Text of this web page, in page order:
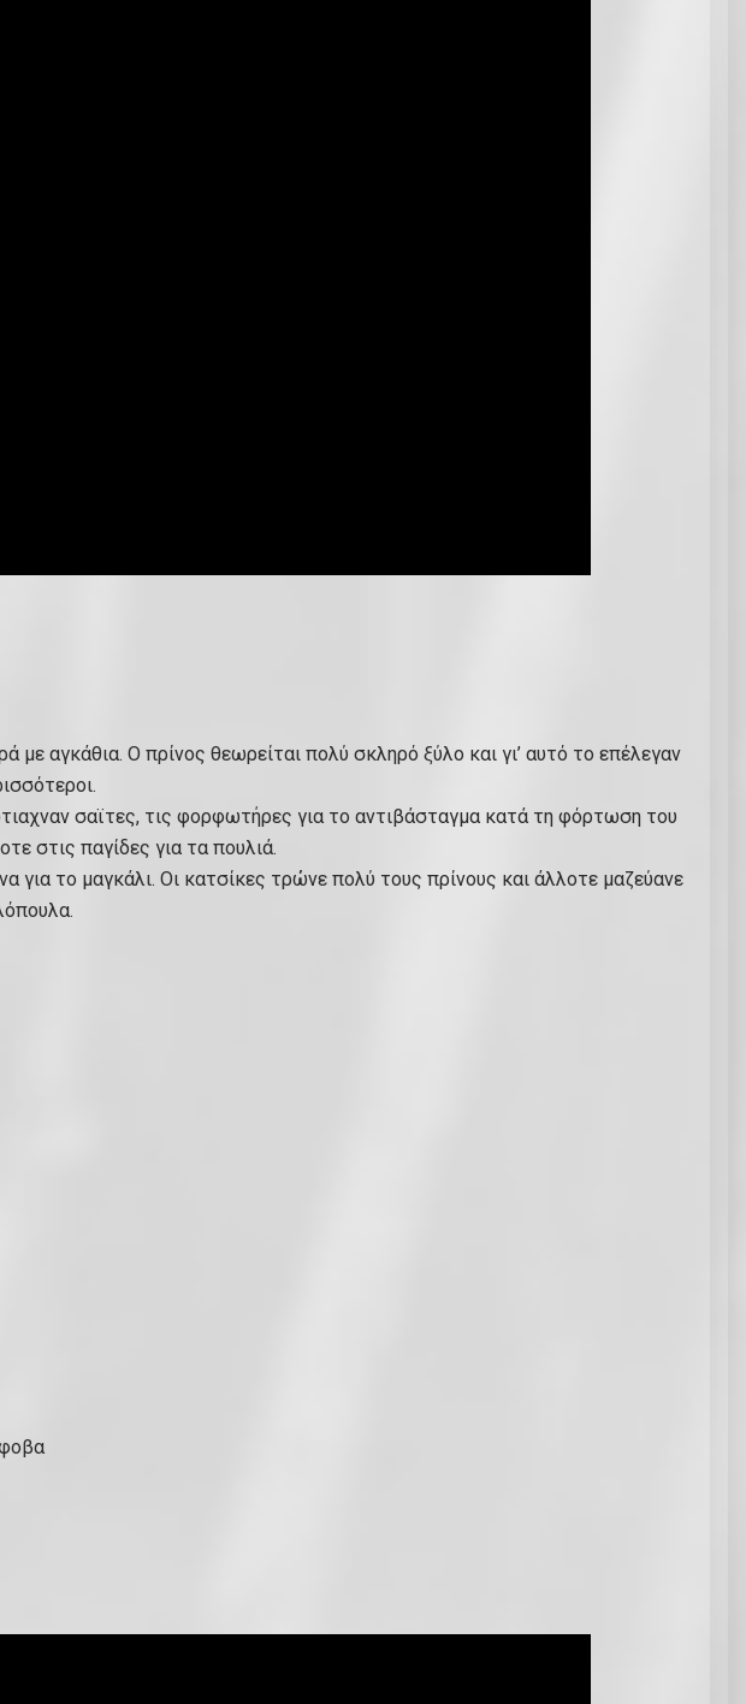
με αγκάθια. Ο πρίνος θεωρείται πολύ σκληρό ξύλο και γι’ αυτό το επέλεγαν
σαϊτες, τις φορφωτήρες για το αντιβάσταγμα κατά τη φόρτωση του
στις παγίδες για τα πουλιά.
για το μαγκάλι. Οι κατσίκες τρώνε πολύ τους πρίνους και άλλοτε μαζεύανε